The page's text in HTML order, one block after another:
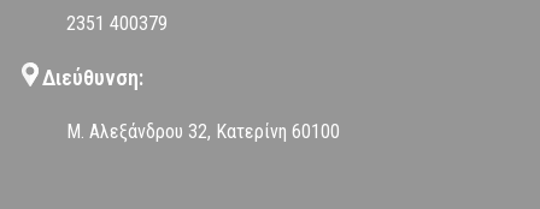
2351 400379
Διεύθυνση:
Μ. Αλεξάνδρου 32, Κατερίνη 60100